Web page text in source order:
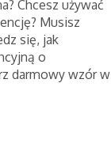
Chcesz używać
Musisz
się, jak
o
darmowy wzór w